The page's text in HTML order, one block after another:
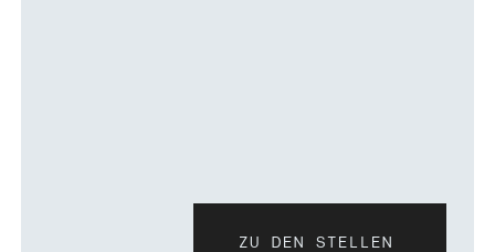
ZU DEN STELLEN